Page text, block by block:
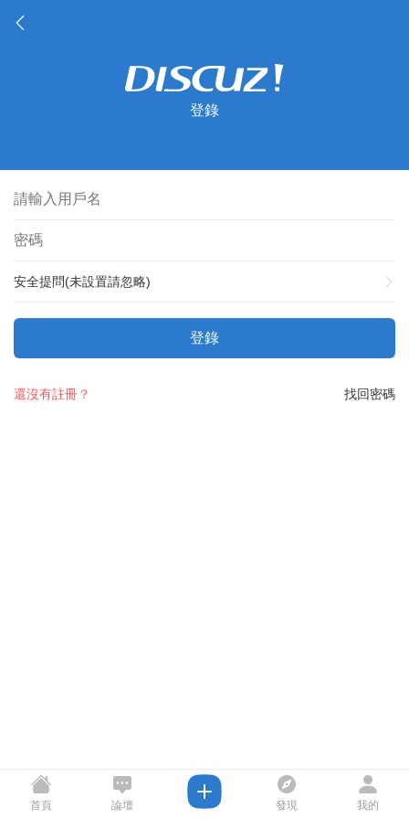
登錄
安全提問(未設置請忽略)
登錄
找回密碼
還沒有註冊？
首頁 論壇 發現 我的